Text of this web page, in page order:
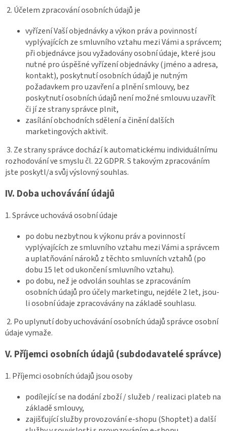
2. Účelem zpracování osobních údajů je
vyřízení Vaší objednávky a výkon práv a povinností
vyplývajících ze smluvního vztahu mezi Vámi a správcem;
při objednávce jsou vyžadovány osobní údaje, které jsou
nutné pro úspěšné vyřízení objednávky (jméno a adresa,
kontakt), poskytnutí osobních údajů je nutným
požadavkem pro uzavření a plnění smlouvy, bez
poskytnutí osobních údajů není možné smlouvu uzavřít
či jí ze strany správce plnit,
zasílání obchodních sdělení a činění dalších
marketingových aktivit.
3. Ze strany správce dochází k automatickému individuálnímu
rozhodování ve smyslu čl. 22 GDPR. S takovým zpracováním
jste poskytl/a svůj výslovný souhlas.
IV. Doba uchovávání údajů
1. Správce uchovává osobní údaje
po dobu nezbytnou k výkonu práv a povinností
vyplývajících ze smluvního vztahu mezi Vámi a správcem
a uplatňování nároků z těchto smluvních vztahů (po
dobu 15 let od ukončení smluvního vztahu).
po dobu, než je odvolán souhlas se zpracováním
osobních údajů pro účely marketingu, nejdéle 2 let, jsou-
li osobní údaje zpracovávány na základě souhlasu.
2. Po uplynutí doby uchovávání osobních údajů správce osobní
údaje vymaže.
V. Příjemci osobních údajů (subdodavatelé správce)
1. Příjemci osobních údajů jsou osoby
podílející se na dodání zboží / služeb / realizaci plateb na
základě smlouvy,
zajišťující služby provozování e-shopu (Shoptet) a další